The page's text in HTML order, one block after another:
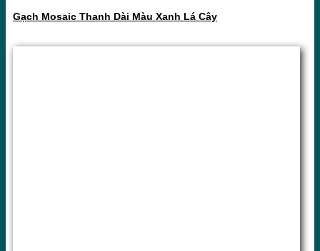
Gạch Mosaic Thanh Dài Màu Xanh Lá Cây